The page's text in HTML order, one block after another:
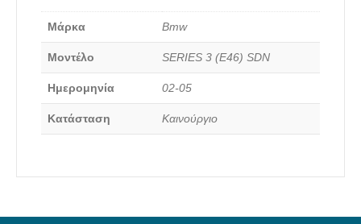
Μάρκα Bmw
Μοντέλο SERIES 3 (E46) SDN
Ημερομηνία 02-05
Κατάσταση Καινούργιο
Καινούργια Ανταλλακτικά